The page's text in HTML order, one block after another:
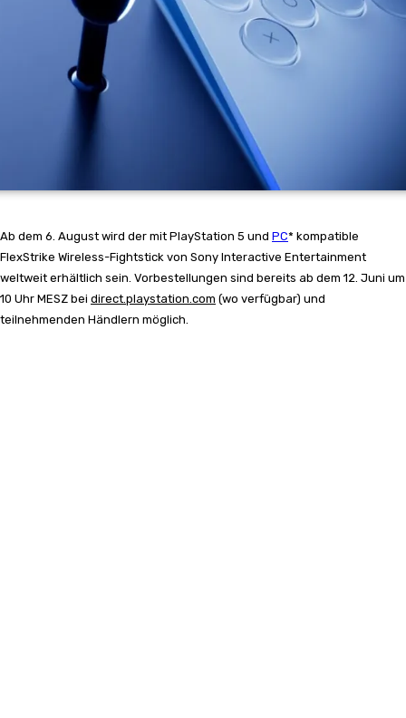
Ab dem 6. August wird der mit PlayStation 5 und PC* kompatible
FlexStrike Wireless-Fightstick von Sony Interactive Entertainment
weltweit erhältlich sein. Vorbestellungen sind bereits ab dem 12. Juni um
10 Uhr MESZ bei direct.playstation.com (wo verfügbar) und
teilnehmenden Händlern möglich.